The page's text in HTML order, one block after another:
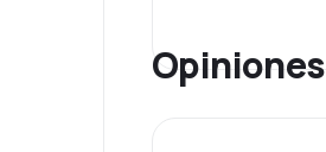
Opiniones